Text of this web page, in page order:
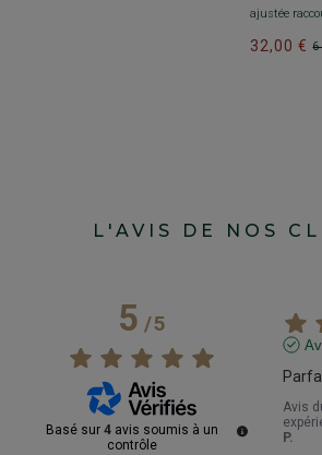
ajustée
32,00 €
L'AVIS DE NOS
5/5
Basé sur 4 avis soumis à un
contrôle
Avis
P.